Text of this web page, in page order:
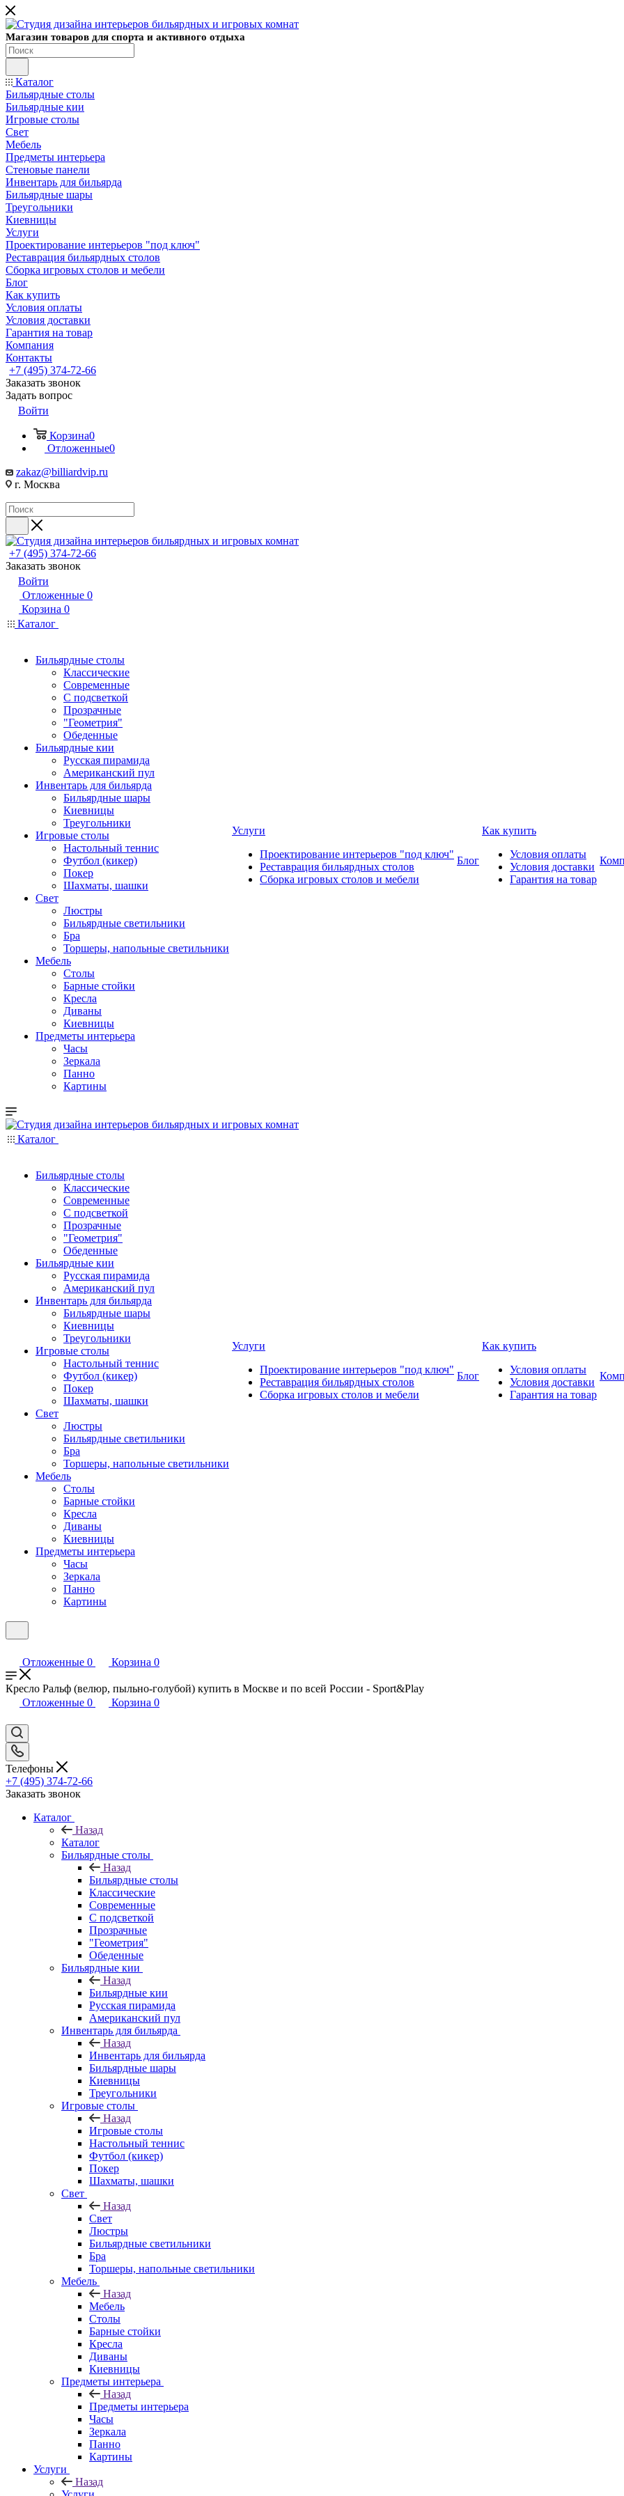
Магазин товаров для спорта и активного отдыха
Каталог
Бильярдные столы
Бильярдные кии
Игровые столы
Свет
Мебель
Предметы интерьера
Стеновые панели
Инвентарь для бильярда
Бильярдные шары
Треугольники
Киевницы
Услуги
Проектирование интерьеров "под ключ"
Реставрация бильярдных столов
Сборка игровых столов и мебели
Блог
Как купить
Условия оплаты
Условия доставки
Гарантия на товар
Компания
Контакты
+7 (495) 374-72-66
Заказать звонок
Задать вопрос
Войти
Корзина0
Отложенные0
zakaz@billiardvip.ru
г. Москва
+7 (495) 374-72-66
Заказать звонок
Войти
Отложенные 0
Корзина 0
Каталог
Бильярдные столы
Классические
Современные
С подсветкой
Прозрачные
"Геометрия"
Обеденные
Бильярдные кии
Русская пирамида
Американский пул
Инвентарь для бильярда
Бильярдные шары
Киевницы
Треугольники
Игровые столы
Настольный теннис
Футбол (кикер)
Покер
Шахматы, шашки
Свет
Люстры
Бильярдные светильники
Бра
Торшеры, напольные светильники
Мебель
Столы
Барные стойки
Кресла
Диваны
Киевницы
Предметы интерьера
Часы
Зеркала
Панно
Картины
Услуги
Проектирование интерьеров "под ключ"
Реставрация бильярдных столов
Сборка игровых столов и мебели
Блог
Как купить
Условия оплаты
Условия доставки
Гарантия на товар
Каталог
Бильярдные столы
Классические
Современные
С подсветкой
Прозрачные
"Геометрия"
Обеденные
Бильярдные кии
Русская пирамида
Американский пул
Инвентарь для бильярда
Бильярдные шары
Киевницы
Треугольники
Игровые столы
Настольный теннис
Футбол (кикер)
Покер
Шахматы, шашки
Свет
Люстры
Бильярдные светильники
Бра
Торшеры, напольные светильники
Мебель
Столы
Барные стойки
Кресла
Диваны
Киевницы
Предметы интерьера
Часы
Зеркала
Панно
Картины
Услуги
Проектирование интерьеров "под ключ"
Реставрация бильярдных столов
Сборка игровых столов и мебели
Блог
Как купить
Условия оплаты
Условия доставки
Гарантия на товар
Отложенные 0 Корзина 0
Кресло Ральф (велюр, пыльно-голубой) купить в Москве и по всей России - Sport&Play
Отложенные 0 Корзина 0
Телефоны
+7 (495) 374-72-66
Заказать звонок
Каталог
Назад
Каталог
Бильярдные столы
Назад
Бильярдные столы
Классические
Современные
С подсветкой
Прозрачные
"Геометрия"
Обеденные
Бильярдные кии
Назад
Бильярдные кии
Русская пирамида
Американский пул
Инвентарь для бильярда
Назад
Инвентарь для бильярда
Бильярдные шары
Киевницы
Треугольники
Игровые столы
Назад
Игровые столы
Настольный теннис
Футбол (кикер)
Покер
Шахматы, шашки
Свет
Назад
Свет
Люстры
Бильярдные светильники
Бра
Торшеры, напольные светильники
Мебель
Назад
Мебель
Столы
Барные стойки
Кресла
Диваны
Киевницы
Предметы интерьера
Назад
Предметы интерьера
Часы
Зеркала
Панно
Картины
Услуги
Назад